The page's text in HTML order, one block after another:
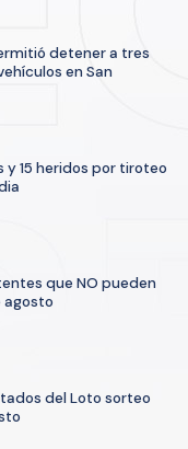
detener a tres
en San
15 heridos por tiroteo
que NO pueden
agosto
del Loto sorteo